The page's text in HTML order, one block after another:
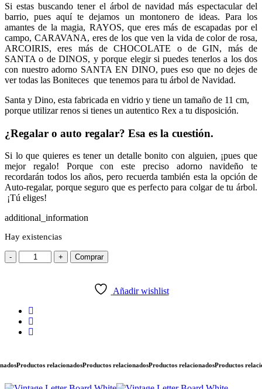
Si estas buscando tener el árbol de navidad más espectacular del
barrio, pues aquí te dejamos un montonero de ideas. Para los
amantes de la magia, RAYOS, que eres más de escapadas por el
campo, CARAVANA, eres de los que ven la vida de color de rosa,
ARCOIRIS, eres más de CHOCOLATE o de GIN, más de
SANTA o de DINOS, y porque elegir si puedes tenerlos a los dos
con nuestro adorno SANTA EN DINO, pues eso que no dejes de
ver todas las Boniteces que tenemos para tu árbol de Navidad.
Santa y Dino, esta fabricada en vidrio y tiene un tamaño de 11 cm,
porque utilizar renos si tienes un autentico Rex a tu disposición.
¿Regalar o auto regalar? Esa es la cuestión.
Si lo que quieres es tener un detalle bonito con alguien, ¡pues que
mejor regalo! Porque con este preciso adorno navideño te
recordarán todos los años, pero recuerda también esta la opción de
Auto-regalar, porque seguro que es perfecto para colgar de tu árbol.
¡Tú eliges!
additional_information
Hay existencias
- + Comprar
Añadir wishlist
Productos relacionadosProductos relacionadosProductos relacionadosProductos